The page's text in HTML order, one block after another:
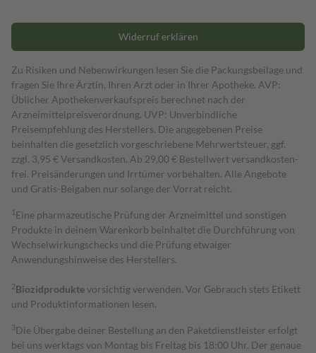
Widerruf erklären
Zu Risiken und Nebenwirkungen lesen Sie die Packungsbeilage und
fragen Sie Ihre Ärztin, Ihren Arzt oder in Ihrer Apotheke. AVP:
Üblicher Apothekenverkaufspreis berechnet nach der
Arzneimittelpreisverordnung. UVP: Unverbindliche
Preisempfehlung des Herstellers. Die angegebenen Preise
beinhalten die gesetzlich vorgeschriebene Mehrwertsteuer, ggf.
zzgl. 3,95 € Versandkosten. Ab 29,00 € Bestell­wert versand­kosten­
frei. Preisänderungen und Irrtümer vorbehalten. Alle Angebote
und Gratis-Beigaben nur solange der Vorrat reicht.
1 Eine pharmazeutische Prüfung der Arzneimittel und sonstigen
Produkte in deinem Warenkorb beinhaltet die Durchführung von
Wechselwirkungschecks und die Prüfung etwaiger
Anwendungshinweise des Herstellers.
2Biozidproduktevorsichtig verwenden. Vor Gebrauch stets Etikett
und Produktinformationen lesen.
3Die Übergabe deiner Bestellung an den Paketdienstleister erfolgt
bei uns werktags von Montag bis Freitag bis 18:00 Uhr. Der genaue